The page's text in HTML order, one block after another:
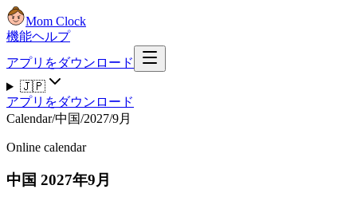
Mom Clock
機能ヘルプ
アプリをダウンロード
🇯🇵
アプリをダウンロード
Calendar/中国/2027/9月
Online calendar
中国 2027年9月